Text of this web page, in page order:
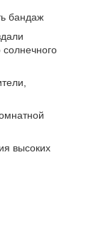
бандаж
высоких